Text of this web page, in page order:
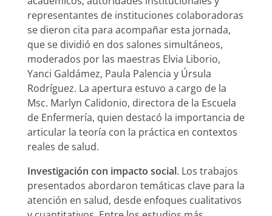
representantes de instituciones colaboradoras
se dieron cita para acompañar esta jornada,
que se dividió en dos salones simultáneos,
moderados por las maestras Elvia Liborio,
Yanci Galdámez, Paula Palencia y Úrsula
Rodríguez. La apertura estuvo a cargo de la
Msc. Marlyn Calidonio, directora de la Escuela
de Enfermería, quien destacó la importancia de
articular la teoría con la práctica en contextos
reales de salud.
Investigación con impacto social. Los trabajos
presentados abordaron temáticas clave para la
atención en salud, desde enfoques cualitativos